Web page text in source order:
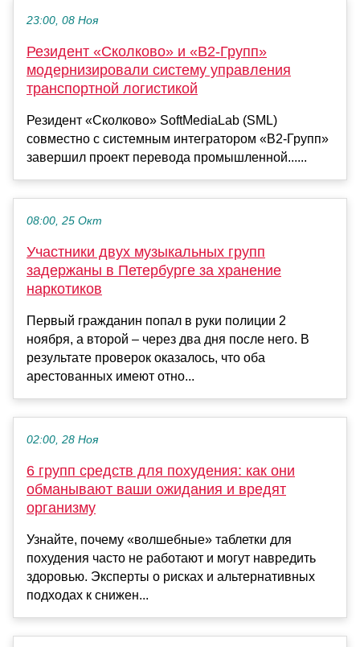
23:00, 08 Ноя
Резидент «Сколково» и «В2-Групп»
модернизировали систему управления
транспортной логистикой
Резидент «Сколково» SoftMediaLab (SML)
совместно с системным интегратором «В2-Групп»
завершил проект перевода промышленной......
08:00, 25 Окт
Участники двух музыкальных групп
задержаны в Петербурге за хранение
наркотиков
Первый гражданин попал в руки полиции 2
ноября, а второй – через два дня после него. В
результате проверок оказалось, что оба
арестованных имеют отно...
02:00, 28 Ноя
6 групп средств для похудения: как они
обманывают ваши ожидания и вредят
организму
Узнайте, почему «волшебные» таблетки для
похудения часто не работают и могут навредить
здоровью. Эксперты о рисках и альтернативных
подходах к снижен...